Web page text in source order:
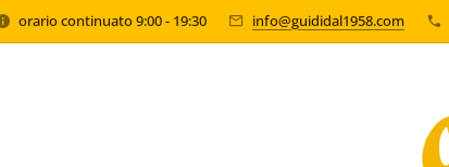
orario continuato 9:00 - 19:30 info@guididal1958.com